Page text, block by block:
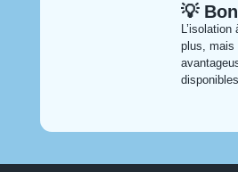
💡
plus, mais